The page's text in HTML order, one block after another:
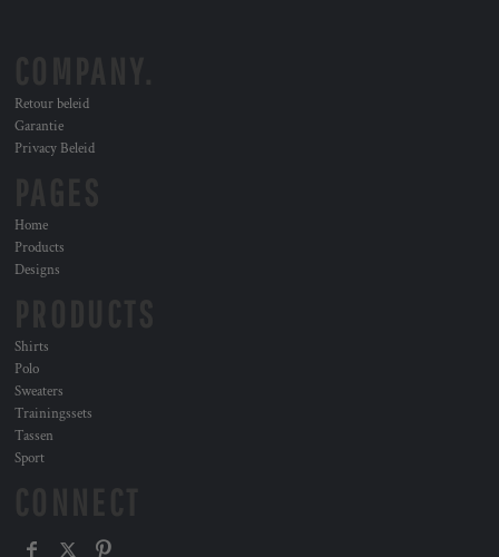
Retour beleid
Garantie
Privacy Beleid
Home
Products
Designs
Shirts
Polo
Sweaters
Trainingssets
Tassen
Sport